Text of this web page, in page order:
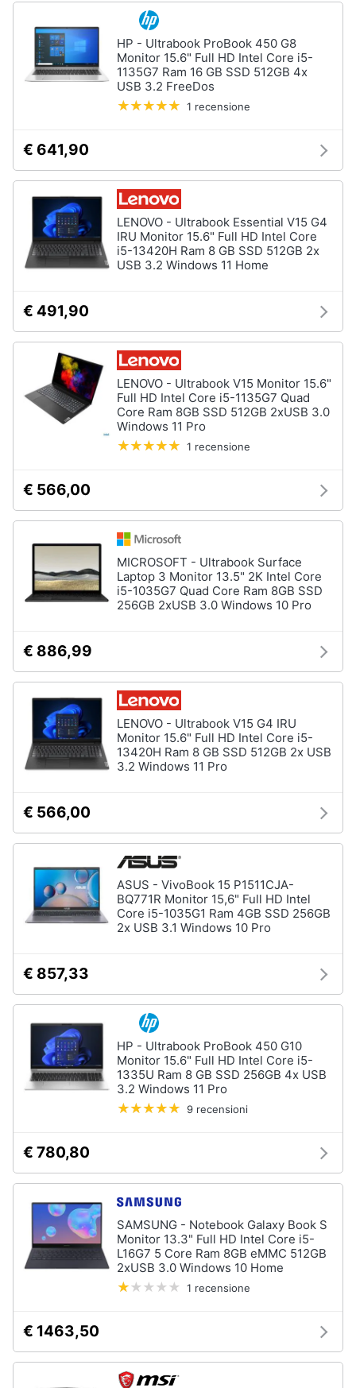
HP - Ultrabook ProBook 450 G8
Monitor 15.6" Full HD Intel Core i5-
1135G7 Ram 16 GB SSD 512GB 4x
USB 3.2 FreeDos
1 recensione
€ 641,90
LENOVO - Ultrabook Essential V15 G4
IRU Monitor 15.6" Full HD Intel Core
i5-13420H Ram 8 GB SSD 512GB 2x
USB 3.2 Windows 11 Home
€ 491,90
LENOVO - Ultrabook V15 Monitor 15.6"
Full HD Intel Core i5-1135G7 Quad
Core Ram 8GB SSD 512GB 2xUSB 3.0
Windows 11 Pro
1 recensione
€ 566,00
MICROSOFT - Ultrabook Surface
Laptop 3 Monitor 13.5" 2K Intel Core
i5-1035G7 Quad Core Ram 8GB SSD
256GB 2xUSB 3.0 Windows 10 Pro
€ 886,99
LENOVO - Ultrabook V15 G4 IRU
Monitor 15.6" Full HD Intel Core i5-
13420H Ram 8 GB SSD 512GB 2x USB
3.2 Windows 11 Pro
€ 566,00
ASUS - VivoBook 15 P1511CJA-
BQ771R Monitor 15,6" Full HD Intel
Core i5-1035G1 Ram 4GB SSD 256GB
2x USB 3.1 Windows 10 Pro
€ 857,33
HP - Ultrabook ProBook 450 G10
Monitor 15.6" Full HD Intel Core i5-
1335U Ram 8 GB SSD 256GB 4x USB
3.2 Windows 11 Pro
9 recensioni
€ 780,80
SAMSUNG - Notebook Galaxy Book S
Monitor 13.3" Full HD Intel Core i5-
L16G7 5 Core Ram 8GB eMMC 512GB
2xUSB 3.0 Windows 10 Home
1 recensione
€ 1463,50